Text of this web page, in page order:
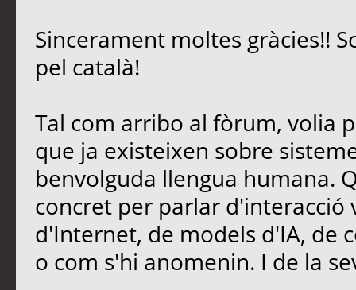
Sincerament moltes gràcies!!
pel català!
Tal com arribo al fòrum, volia
que ja existeixen sobre
benvolguda llengua humana.
concret per parlar d'interacció
d'Internet, de models d'IA, de
o com s'hi anomenin. I de la